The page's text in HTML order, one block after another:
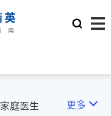
家庭医生
更多